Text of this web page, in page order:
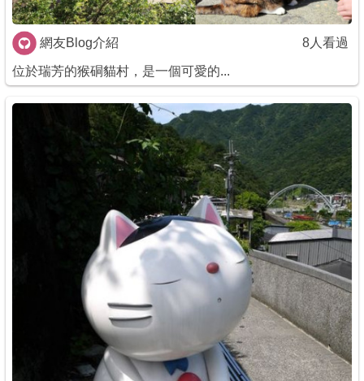
討論區
APP下載
網友Blog介紹 8人看過
位於瑞芳的猴硐貓村，是一個可愛的...